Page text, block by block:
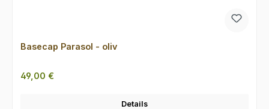
Basecap Parasol - oliv
Regulärer Preis:
49,00 €
Details